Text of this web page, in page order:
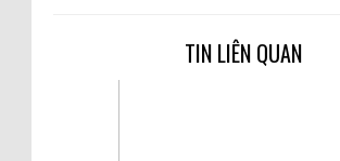
TIN LIÊN QUAN